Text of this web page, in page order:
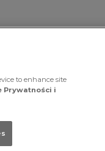
to enhance site
Prywatności i